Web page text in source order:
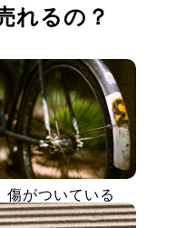
れるの？
傷がついている